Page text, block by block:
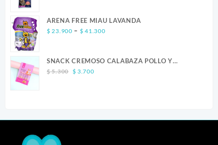
$ 13.600.$ 12.240.
ARENA FREE MIAU LAVANDA
$ 23.900 – $ 41.300Price
through
SNACK CREMOSO CALABAZA POLLO Y
SALMON CANINO X 5
$5.300
Original
$ 3.700Current